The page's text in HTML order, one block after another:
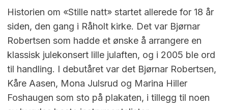
Historien om «Stille natt» startet allerede for 18 år
siden, den gang i Råholt kirke. Det var Bjørnar
Robertsen som hadde et ønske å arrangere en
klassisk julekonsert lille julaften, og i 2005 ble ord
til handling. I debutåret var det Bjørnar Robertsen,
Kåre Aasen, Mona Julsrud og Marina Hiller
Foshaugen som sto på plakaten, i tillegg til noen